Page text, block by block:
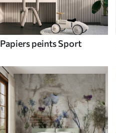
Papiers peints Sport